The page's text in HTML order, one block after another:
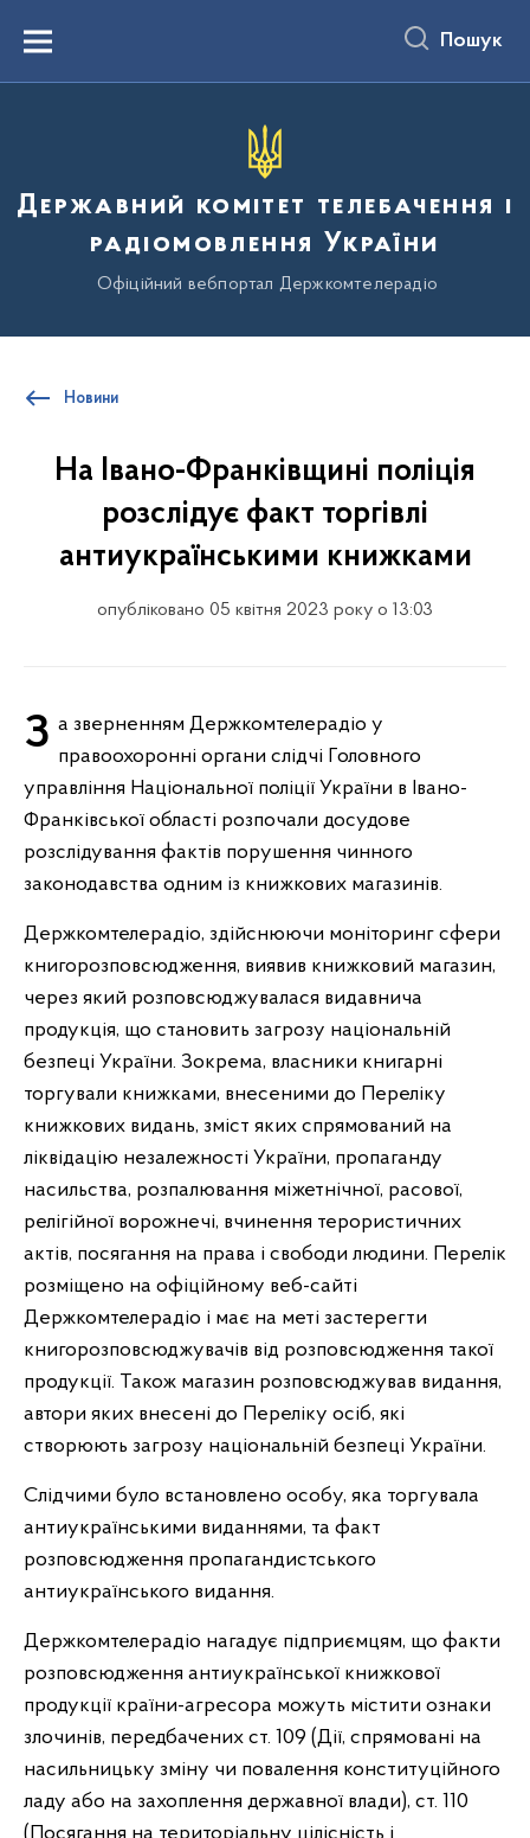
вмістуMenu Пошук
Державний комітет телебачення і
радіомовлення України
Офіційний вебпортал Держкомтелерадіо
Новини
На Івано-Франківщині поліція
розслідує факт торгівлі
антиукраїнськими книжками
опубліковано 05 квітня 2023 року о 13:03
За зверненням Держкомтелерадіо у правоохоронні органи слідчі Головного
управління Національної поліції України в Івано-
Франківської області розпочали досудове
розслідування фактів порушення чинного
законодавства одним із книжкових магазинів.
Держкомтелерадіо, здійснюючи моніторинг сфери
книгорозповсюдження, виявив книжковий магазин,
через який розповсюджувалася видавнича
продукція, що становить загрозу національній
безпеці України. Зокрема, власники книгарні
торгували книжками, внесеними до Переліку
книжкових видань, зміст яких спрямований на
ліквідацію незалежності України, пропаганду
насильства, розпалювання міжетнічної, расової,
релігійної ворожнечі, вчинення терористичних
актів, посягання на права і свободи людини. Перелік
розміщено на офіційному веб-сайті
Держкомтелерадіо і має на меті застерегти
книгорозповсюджувачів від розповсюдження такої
продукції. Також магазин розповсюджував видання,
автори яких внесені до Переліку осіб, які
створюють загрозу національній безпеці України.
Слідчими було встановлено особу, яка торгувала
антиукраїнськими виданнями, та факт
розповсюдження пропагандистського
антиукраїнського видання.
Держкомтелерадіо нагадує підприємцям, що факти
розповсюдження антиукраїнської книжкової
продукції країни-агресора можуть містити ознаки
злочинів, передбачених ст. 109 (Дії, спрямовані на
насильницьку зміну чи повалення конституційного
ладу або на захоплення державної влади), ст. 110